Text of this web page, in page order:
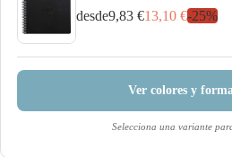
desde9,83 €13,10 €-25%
Ver colores y
Selecciona una variante